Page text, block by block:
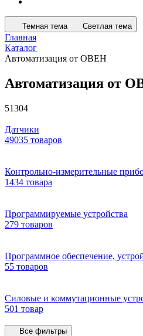
Темная тема Светлая тема
Главная
Каталог
Автоматизация от ОВЕН
Автоматизация от
51304
Датчики
49035 товаров
Контрольно-измерительные
1434 товара
Программируемые устройства
279 товаров
Программное обеспечение,
55 товаров
Силовые и коммутационные
501 товар
Все фильтры